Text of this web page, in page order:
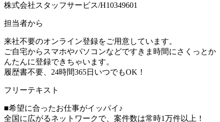
株式会社スタッフサービス/H10349601
担当者から
来社不要のオンライン登録をご用意しています。
ご自宅からスマホやパソコンなどですきま時間にさくっとか
んたんに登録できちゃいます。
履歴書不要、24時間365日いつでもOK！
フリーテキスト
■希望に合ったお仕事がイッパイ♪
全国に広がるネットワークで、案件数は常時1万件以上！